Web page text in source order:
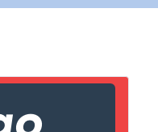
dans courriel)